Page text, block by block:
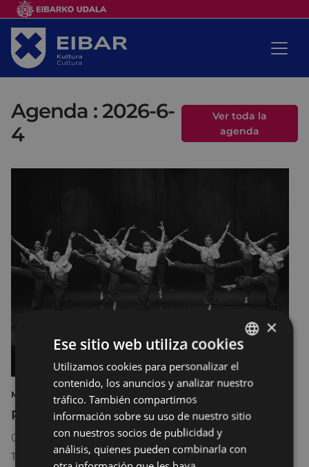
Agenda : 2026-6-
4
Ver toda la
agenda
MÚSICA BAILE DEPORTE SANJUANES 2026
Programa San Juan
04/06/2026 -06/06/2026
TEATRO COLISEO - UNTZAGA - ERREBAL
BASQUE
SPANISH
×
Ese sitio web utiliza cookies
Utilizamos cookies para personalizar el
contenido, los anuncios y analizar nuestro
tráfico. También compartimos
información sobre su uso de nuestro sitio
con nuestros socios de publicidad y
análisis, quienes pueden combinarla con